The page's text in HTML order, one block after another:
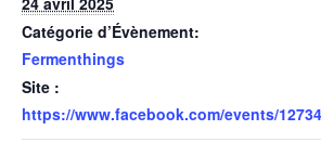
Catégorie d’Évènement:
Fermenthings
Site :
https://www.facebook.com/events/